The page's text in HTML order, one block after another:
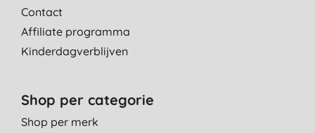
Contact
Affiliate programma
Kinderdagverblijven
Shop per categorie
Shop per merk